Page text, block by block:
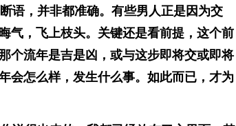
语，并非都准确。有些男人正是因为交
气，飞上枝头。关键还是看前提，这个前
个流年是吉是凶，或与这步即将交或即将
会怎么样，发生什么事。如此而已，才为